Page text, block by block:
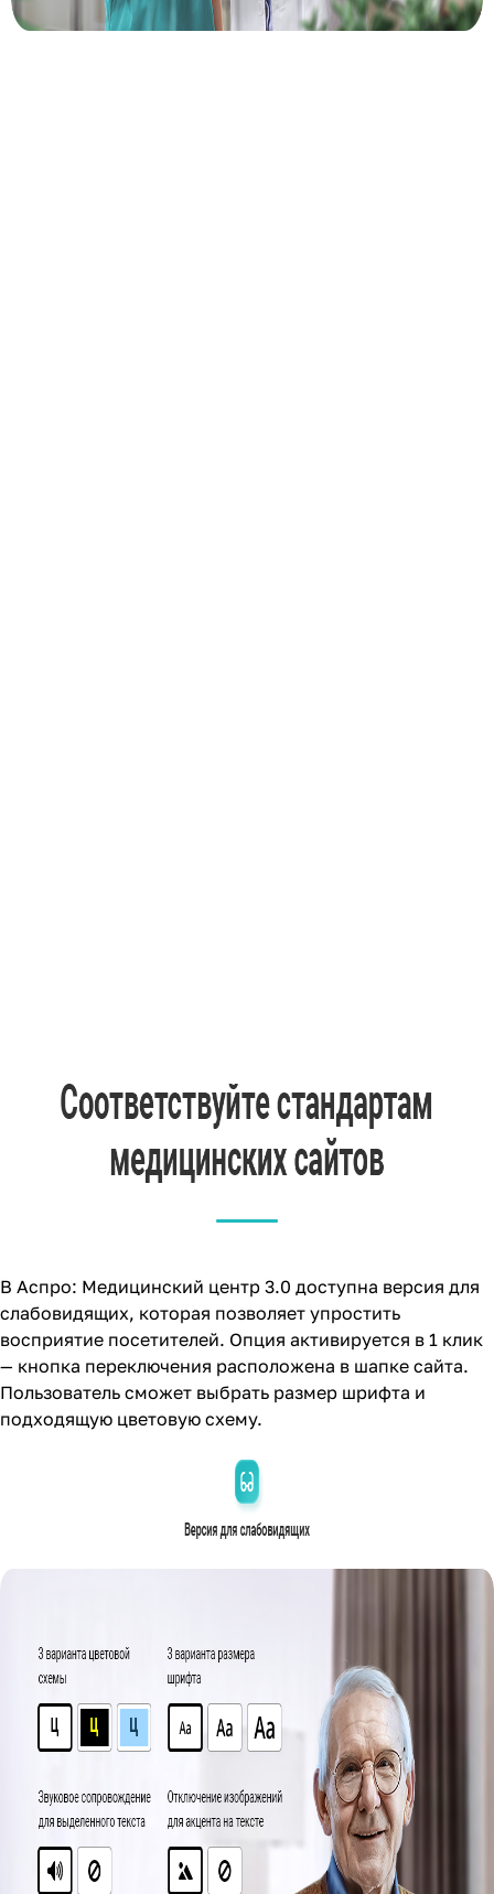
В Аспро: Медицинский центр 3.0 доступна версия для
слабовидящих, которая позволяет упростить
восприятие посетителей. Опция активируется в 1 клик
— кнопка переключения расположена в шапке сайта.
Пользователь сможет выбрать размер шрифта и
подходящую цветовую схему.